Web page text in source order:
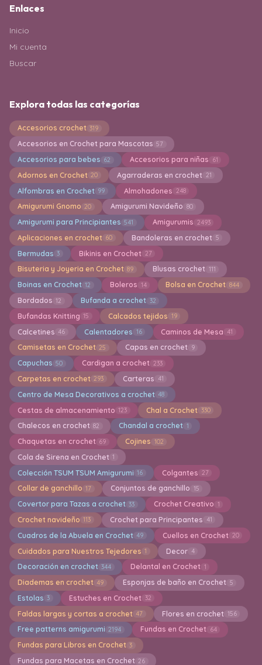
Enlaces
Inicio
Mi cuenta
Buscar
Explora todas las categorías
Accesorios crochet 319
Accesorios en Crochet para Mascotas 57
Accesorios para bebes 62 Accesorios para niñas 61
Adornos en Crochet 20 Agarraderas en crochet 21
Alfombras en Crochet 99 Almohadones 248
Amigurumi Gnomo 20 Amigurumi Navideño 80
Amigurumi para Principiantes 541 Amigurumis 2493
Aplicaciones en crochet 60 Bandoleras en crochet 5
Bermudas 3 Bikinis en Crochet 27
Bisuteria y Joyeria en Crochet 89 Blusas crochet 111
Boinas en Crochet 12 Boleros 14 Bolsa en Crochet 844
Bordados 12 Bufanda a crochet 32
Bufandas Knitting 15 Calcados tejidos 19
Calcetines 46 Calentadores 16 Caminos de Mesa 41
Camisetas en Crochet 25 Capas en crochet 9
Capuchas 50 Cardigan a crochet 233
Carpetas en crochet 293 Carteras 41
Centro de Mesa Decorativos a crochet 48
Cestas de almacenamiento 123 Chal a Crochet 330
Chalecos en crochet 82 Chandal a crochet 1
Chaquetas en crochet 69 Cojines 102
Cola de Sirena en Crochet 1
Colección TSUM TSUM Amigurumi 16 Colgantes 27
Collar de ganchillo 17 Conjuntos de ganchillo 15
Covertor para Tazas a crochet 33 Crochet Creativo 1
Crochet navideño 113 Crochet para Principantes 41
Cuadros de la Abuela en Crochet 49 Cuellos en Crochet 20
Cuidados para Nuestros Tejedores 1 Decor 4
Decoración en crochet 344 Delantal en Crochet 1
Diademas en crochet 49 Esponjas de baño en Crochet 5
Estolas 3 Estuches en Crochet 32
Faldas largas y cortas a crochet 47 Flores en crochet 156
Free patterns amigurumi 2194 Fundas en Crochet 64
Fundas para Libros en Crochet 3
Fundas para Macetas en Crochet 26